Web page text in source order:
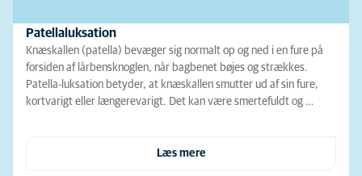
Patellaluksation
Knæskallen (patella) bevæger sig normalt op og ned i en fure på
forsiden af lårbensknoglen, når bagbenet bøjes og strækkes.
Patella-luksation betyder, at knæskallen smutter ud af sin fure,
kortvarigt eller længerevarigt. Det kan være smertefuldt og …
Læs mere